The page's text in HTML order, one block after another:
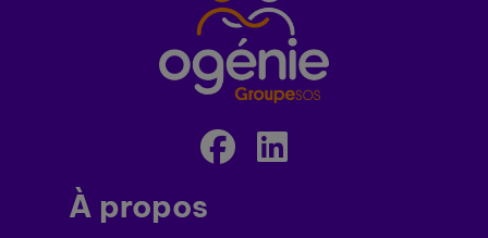
À propos